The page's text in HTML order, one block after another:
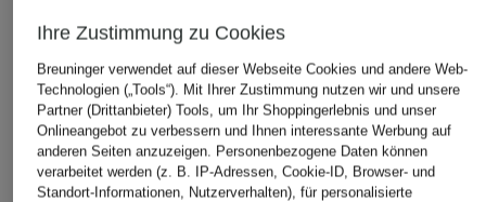
Ihre Zustimmung zu Cookies
Breuninger verwendet auf dieser Webseite Cookies und andere Web-
Technologien („Tools“). Mit Ihrer Zustimmung nutzen wir und unsere
Partner (Drittanbieter) Tools, um Ihr Shoppingerlebnis und unser
Onlineangebot zu verbessern und Ihnen interessante Werbung auf
anderen Seiten anzuzeigen. Personenbezogene Daten können
verarbeitet werden (z. B. IP-Adressen, Cookie-ID, Browser- und
Standort-Informationen, Nutzerverhalten), für personalisierte